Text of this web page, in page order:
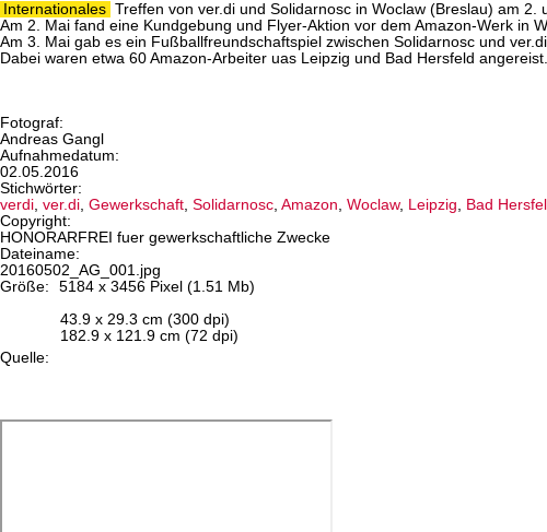
Internationales Treffen von ver.di und Solidarnosc in Woclaw (Breslau) am
Am 2. Mai fand eine Kundgebung und Flyer-Aktion vor dem Amazon-Werk in
Am 3. Mai gab es ein Fußballfreundschaftspiel zwischen Solidarnosc und
Dabei waren etwa 60 Amazon-Arbeiter uas Leipzig und Bad Hersfeld angereist.
Fotograf:
Andreas Gangl
Aufnahmedatum:
02.05.2016
Stichwörter:
verdi ver.di Gewerkschaft Solidarnosc Amazon Woclaw, Leipzig Bad
Copyright:
HONORARFREI fuer gewerkschaftliche Zwecke
Dateiname:
20160502_AG_001.jpg
Größe:
5184 x 3456 Pixel (1.51 Mb)
43.9 x 29.3 cm (300 dpi)
182.9 x 121.9 cm (72 dpi)
Quelle: